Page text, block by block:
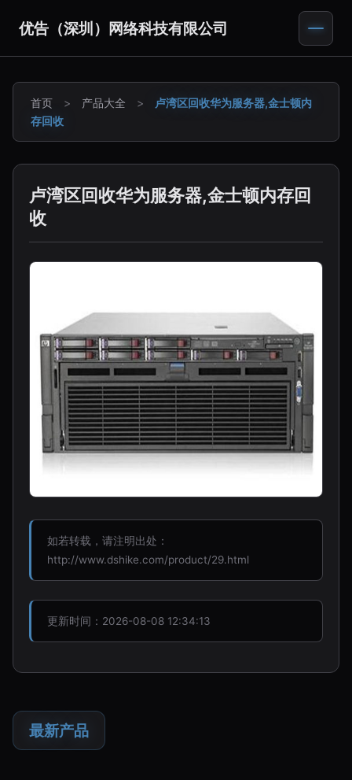
优告（深圳）网络科技有限公司
首页 > 产品大全 >
卢湾区回收华为服务器,金士顿内
存回收
卢湾区回收华为服务器,金士顿内存回
收
如若转载，请注明出处：
http://www.dshike.com/product/29.html
更新时间：2026-08-08 12:34:13
最新产品